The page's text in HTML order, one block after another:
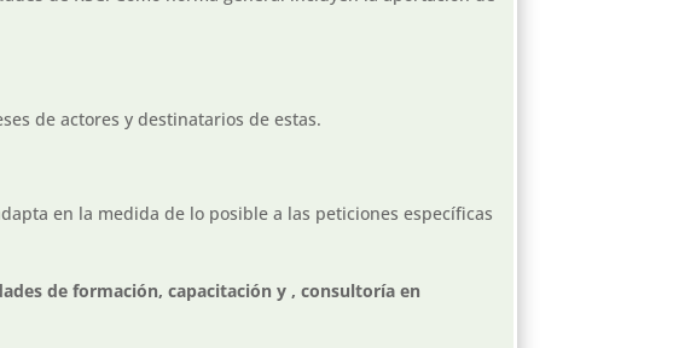
de actores y destinatarios de estas.
en la medida de lo posible a las peticiones específicas
de formación, capacitación y , consultoría en